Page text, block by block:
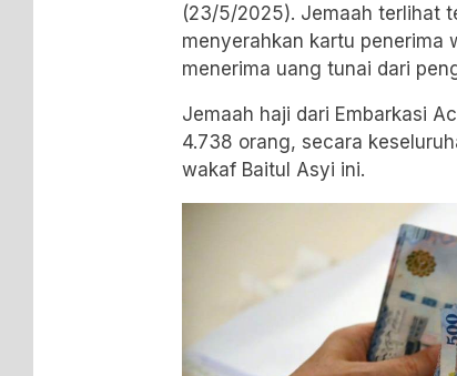
(23/5/2025). Jemaah terlihat
menyerahkan kartu penerima
menerima uang tunai dari
Jemaah haji dari Embarkasi
4.738 orang, secara
wakaf Baitul Asyi ini.